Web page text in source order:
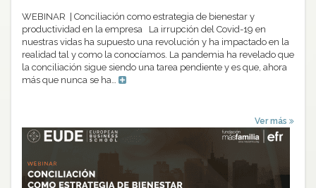
WEBINAR | Conciliación como estrategia de bienestar y
productividad en la empresa La irrupción del Covid-19 en
nuestras vidas ha supuesto una revolución y ha impactado en la
realidad tal y como la conocíamos. La pandemia ha revelado que
la conciliación sigue siendo una tarea pendiente y es que, ahora
más que nunca se ha…
Ver más